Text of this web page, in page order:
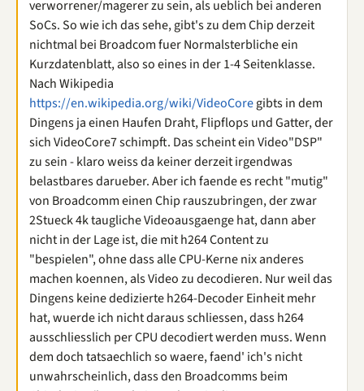
verworrener/magerer zu sein, als ueblich bei anderen
SoCs. So wie ich das sehe, gibt's zu dem Chip derzeit
nichtmal bei Broadcom fuer Normalsterbliche ein
Kurzdatenblatt, also so eines in der 1-4 Seitenklasse.
Nach Wikipedia
https://en.wikipedia.org/wiki/VideoCoregibts in dem
Dingens ja einen Haufen Draht, Flipflops und Gatter, der
sich VideoCore7 schimpft. Das scheint ein Video"DSP"
zu sein - klaro weiss da keiner derzeit irgendwas
belastbares darueber. Aber ich faende es recht "mutig"
von Broadcomm einen Chip rauszubringen, der zwar
2Stueck 4k taugliche Videoausgaenge hat, dann aber
nicht in der Lage ist, die mit h264 Content zu
"bespielen", ohne dass alle CPU-Kerne nix anderes
machen koennen, als Video zu decodieren. Nur weil das
Dingens keine dedizierte h264-Decoder Einheit mehr
hat, wuerde ich nicht daraus schliessen, dass h264
ausschliesslich per CPU decodiert werden muss. Wenn
dem doch tatsaechlich so waere, faend' ich's nicht
unwahrscheinlich, dass den Broadcomms beim